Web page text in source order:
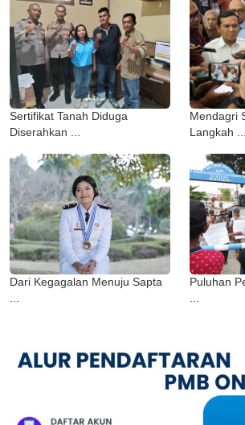
Sertifikat Tanah Diduga
Diserahkan ...
Mendagri
Langkah ...
Dari Kegagalan Menuju Sapta
...
Puluhan
...